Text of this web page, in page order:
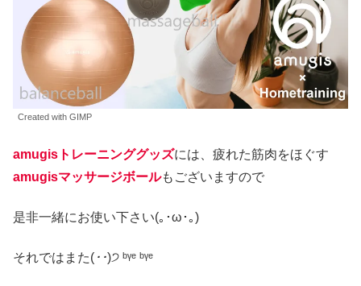
Created with GIMP
amugisトレーニンググッズには、疲れた筋肉をほぐす
amugisマッサージボールもございますので
是非一緒にお使い下さい(｡･ω･｡)
それではまた( ･･)੭ ᵇᵞᵉ ᵇᵞᵉ